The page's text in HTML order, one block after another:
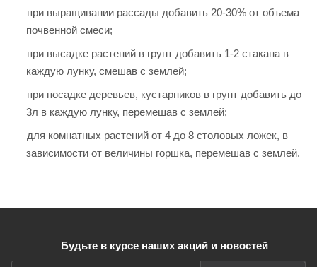
при выращивании рассады добавить 20-30% от объема
почвенной смеси;
при высадке растений в грунт добавить 1-2 стакана в
каждую лунку, смешав с землей;
при посадке деревьев, кустарников в грунт добавить до
3л в каждую лунку, перемешав с землей;
для комнатных растений от 4 до 8 столовых ложек, в
зависимости от величины горшка, перемешав с землей.
Будьте в курсе наших акций и новостей